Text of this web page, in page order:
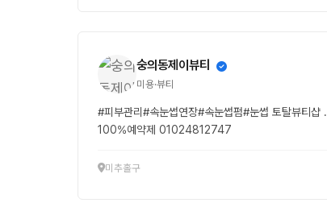
숭의동제이뷰티
미용·뷰티
#피부관리#속눈썹연장#속눈썹펌#눈썹 토탈뷰티샵 .
100%예약제 01024812747
미추홀구